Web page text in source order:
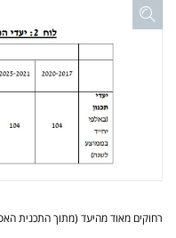
ניוזלטרים
פרסמו
רחוקים מאוד מהיעד (מתוך התכנית